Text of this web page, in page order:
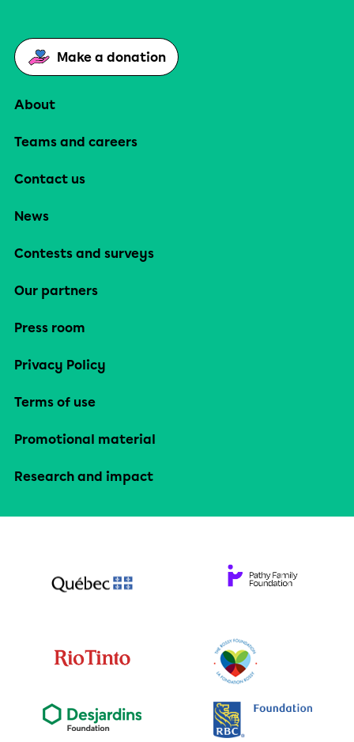
Make a donation
About
Teams and careers
Contact us
News
Contests and surveys
Our partners
Press room
Privacy Policy
Terms of use
Promotional material
Research and impact